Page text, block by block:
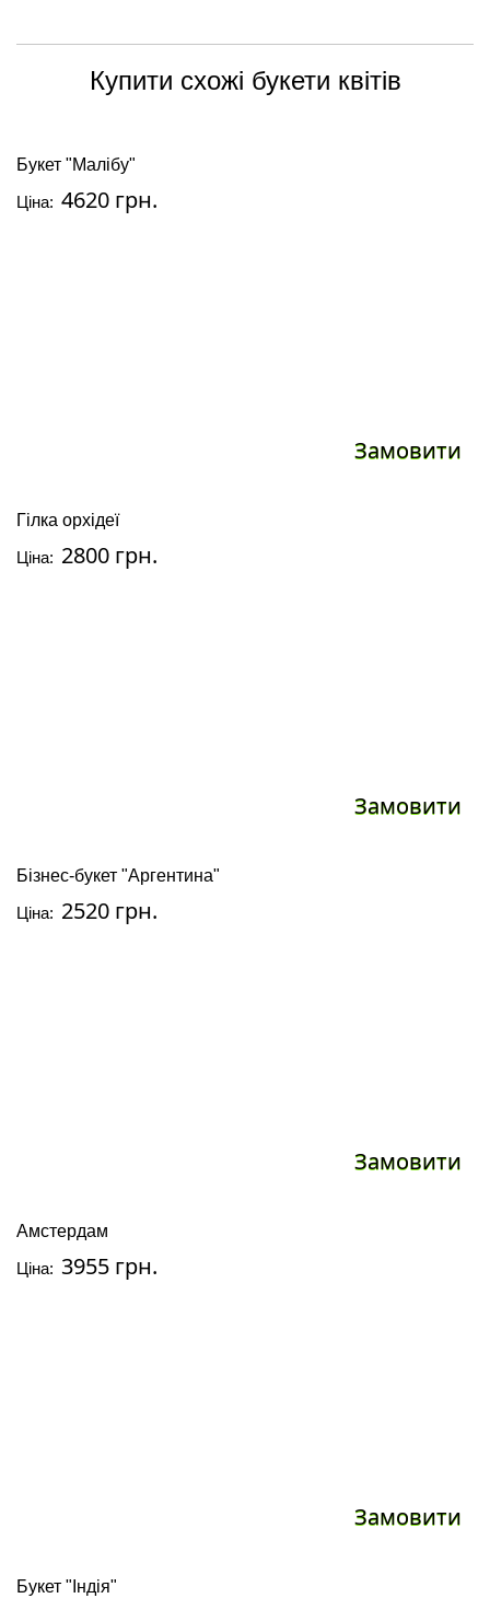
Купити схожі букети квітів
Букет "Малібу"
Ціна: 4620 грн.
Замовити
Гілка орхідеї
Ціна: 2800 грн.
Замовити
Бізнес-букет "Аргентина"
Ціна: 2520 грн.
Замовити
Амстердам
Ціна: 3955 грн.
Замовити
Букет "Індія"